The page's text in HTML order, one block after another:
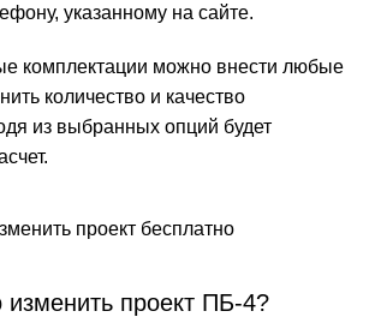
указанному на сайте.
комплектации можно внести любые
количество и качество
из выбранных опций будет
изменить проект ПБ-4?